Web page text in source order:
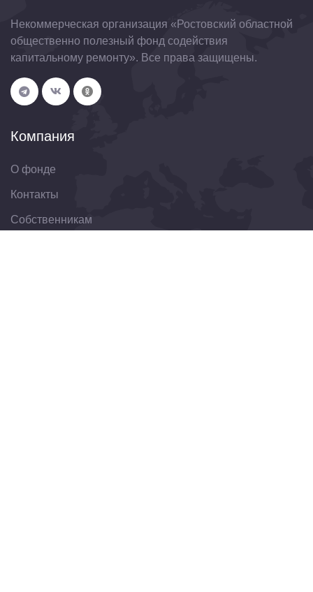
Некоммерческая организация «Ростовский областной
общественно полезный фонд содействия
капитальному ремонту». Все права защищены.
Компания
О фонде
Контакты
Собственникам